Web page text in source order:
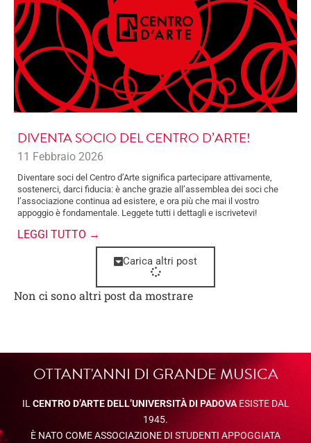
DIVENTA SOCIO DEL CENTRO D’ARTE!
11 Febbraio 2026
Diventare soci del Centro d’Arte significa partecipare attivamente,
sostenerci, darci fiducia: è anche grazie all’assemblea dei soci che
l’associazione continua ad esistere, e ora più che mai il vostro
appoggio è fondamentale. Leggete tutti i dettagli e iscrivetevi!
LEGGI TUTTO →
Carica altri post
Non ci sono altri post da mostrare
OTTANT'ANNI DI GRANDE MUSICA
ILCENTRO D’ARTE DELL’UNIVERSITÀ DI PADOVAESISTE DAL
1945.
È NATO COME ASSOCIAZIONE DI STUDENTI APPOGGIATA